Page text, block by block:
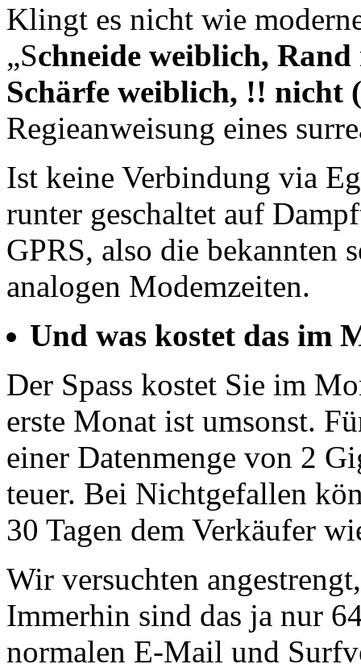
Klingt es nicht wie
„Schneide weiblich,
Schärfe weiblich, !!
Regieanweisung eines
Ist keine Verbindung via
runter geschaltet auf
GPRS, also die bekannten
analogen Modemzeiten.
Und was kostet das im
Der Spass kostet Sie im
erste Monat ist umsonst.
einer Datenmenge von 2
teuer. Bei Nichtgefallen
30 Tagen dem Verkäufer
Wir versuchten
Immerhin sind das ja nur
normalen E-Mail und